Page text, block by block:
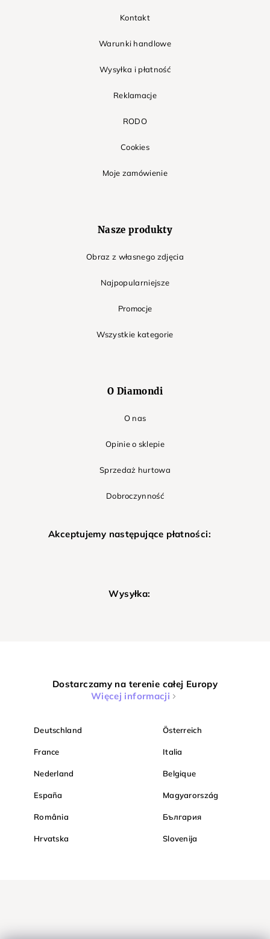
Kontakt
Warunki handlowe
Wysyłka i płatność
Reklamacje
RODO
Cookies
Moje zamówienie
Nasze produkty
Obraz z własnego zdjęcia
Najpopularniejsze
Promocje
Wszystkie kategorie
O Diamondi
O nas
Opinie o sklepie
Sprzedaż hurtowa
Dobroczynność
Akceptujemy następujące płatności:
Wysyłka:
Dostarczamy na terenie całej Europy
Więcej informacji
Deutschland Österreich
France Italia
Nederland Belgique
España Magyarország
România България
Hrvatska Slovenija